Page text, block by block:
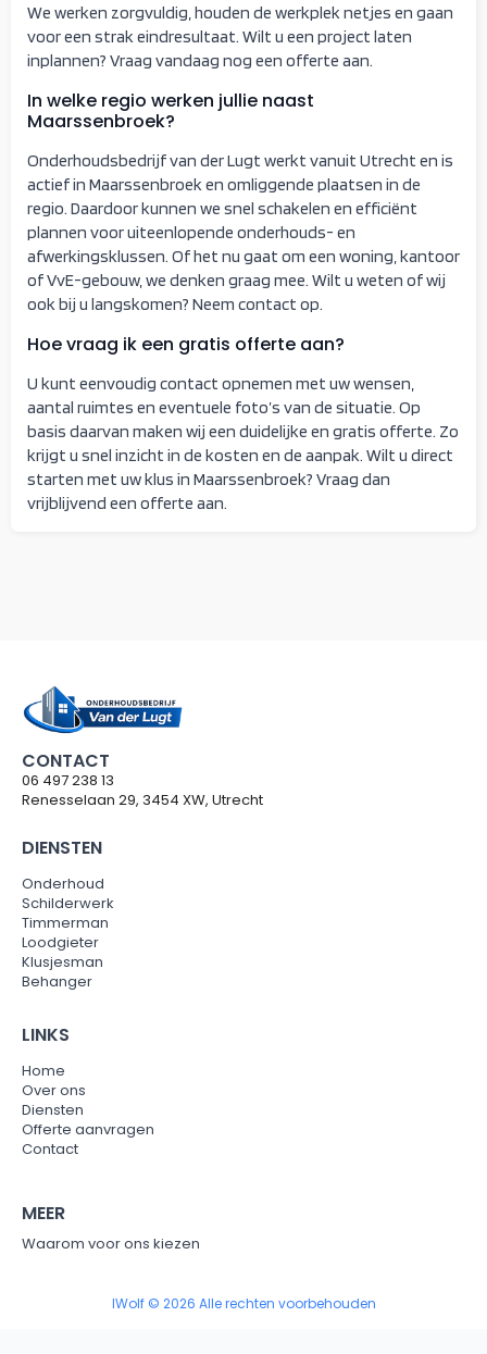
We werken zorgvuldig, houden de werkplek netjes en gaan
voor een strak eindresultaat. Wilt u een project laten
inplannen? Vraag vandaag nog een offerte aan.
In welke regio werken jullie naast
Maarssenbroek?
Onderhoudsbedrijf van der Lugt werkt vanuit Utrecht en is
actief in Maarssenbroek en omliggende plaatsen in de
regio. Daardoor kunnen we snel schakelen en efficiënt
plannen voor uiteenlopende onderhouds- en
afwerkingsklussen. Of het nu gaat om een woning, kantoor
of VvE-gebouw, we denken graag mee. Wilt u weten of wij
ook bij u langskomen? Neem contact op.
Hoe vraag ik een gratis offerte aan?
U kunt eenvoudig contact opnemen met uw wensen,
aantal ruimtes en eventuele foto’s van de situatie. Op
basis daarvan maken wij een duidelijke en gratis offerte. Zo
krijgt u snel inzicht in de kosten en de aanpak. Wilt u direct
starten met uw klus in Maarssenbroek? Vraag dan
vrijblijvend een offerte aan.
CONTACT
06 497 238 13
Renesselaan 29, 3454 XW, Utrecht
DIENSTEN
Onderhoud
Schilderwerk
Timmerman
Loodgieter
Klusjesman
Behanger
LINKS
Home
Over ons
Diensten
Offerte aanvragen
Contact
MEER
Waarom voor ons kiezen
IWolf © 2026 Alle rechten voorbehouden